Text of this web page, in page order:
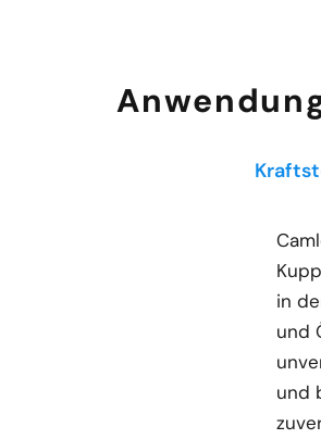
in
und
und